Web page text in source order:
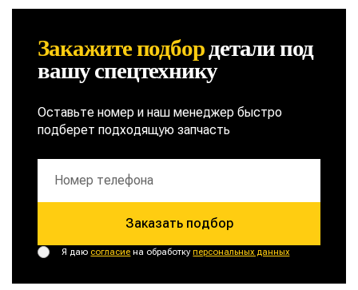
Закажите подбордеталипод
вашу спецтехнику
Оставьте номер и наш менеджер быстро
подберет подходящую запчасть
Заказать подбор
Я даю согласие на обработкуперсональных данных